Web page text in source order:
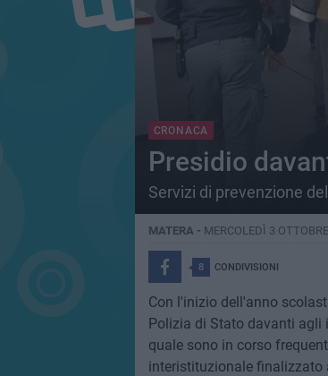
CRONACA
Presidio
Servizi di prevenzione
MATERA - MERCOLEDÌ 3
8 CONDIVISIONI
Con l'inizio dell'anno
Polizia di Stato davanti agli
quale sono in corso
interistituzionale finalizzato